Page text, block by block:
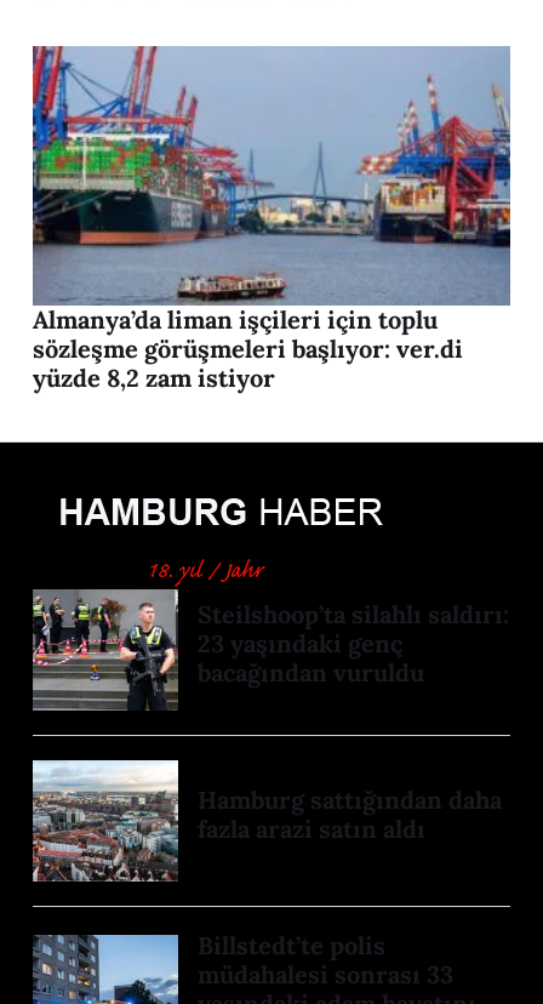
Almanya’da liman işçileri için toplu
sözleşme görüşmeleri başlıyor: ver.di
yüzde 8,2 zam istiyor
Steilshoop’ta silahlı saldırı:
23 yaşındaki genç
bacağından vuruldu
Hamburg sattığından daha
fazla arazi satın aldı
Billstedt’te polis
müdahalesi sonrası 33